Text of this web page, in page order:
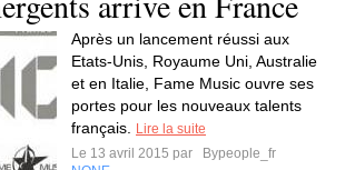
Après un lancement réussi aux
Etats-Unis, Royaume Uni, Australie
et en Italie, Fame Music ouvre ses
portes pour les nouveaux talents
français.
Lire la suite
Le 13 avril 2015 par
Bypeople_fr